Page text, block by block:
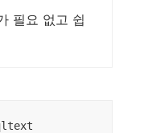
필요 없고 쉽